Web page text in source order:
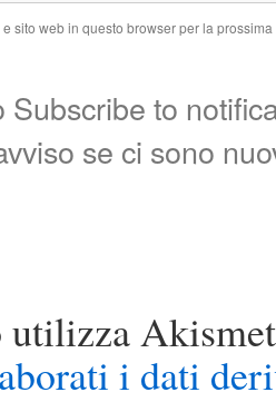
sito web in questo browser per la
Subscribe to
se ci sono
utilizza
i dati